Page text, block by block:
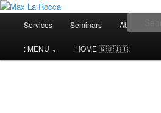
Max La Rocca
Bar & Hospitality Training | Cocktail
Services Seminars About me⌄
: MENU ⌄ HOME 🇬🇧🇮🇹: